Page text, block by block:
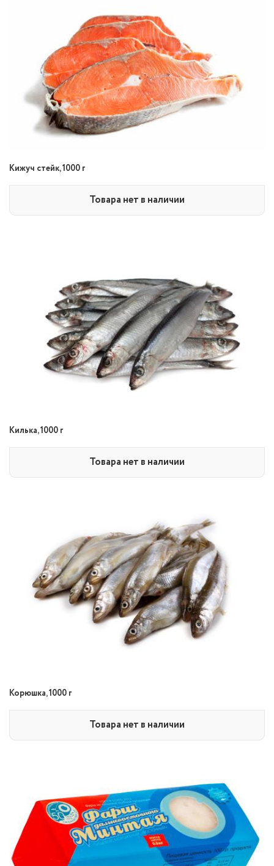
Кижуч стейк, 1000 г
Товара нет в наличии
Килька, 1000 г
Товара нет в наличии
Корюшка, 1000 г
Товара нет в наличии